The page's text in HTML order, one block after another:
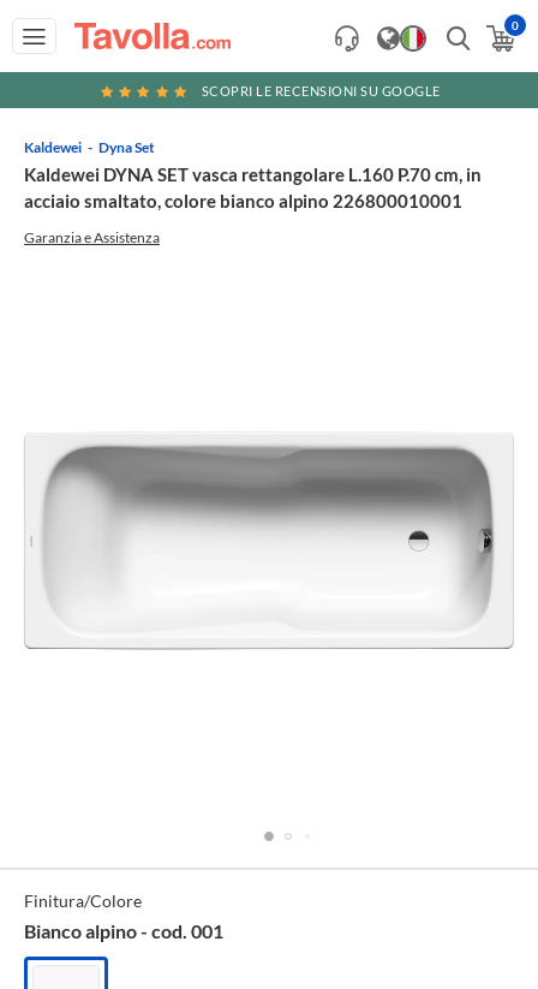
0
SCOPRI LE RECENSIONI SU GOOGLE
Kaldewei Dyna Set
Kaldewei DYNA SET vasca rettangolare L.160 P.70 cm, in
acciaio smaltato, colore bianco alpino 226800010001
Garanzia e Assistenza
Specifiche
Tecniche
Finitura/Colore
Bianco alpino - cod. 001